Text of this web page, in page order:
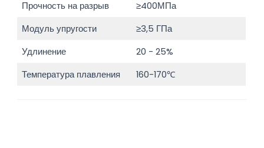
Прочность на разрыв
≥400МПа
Модуль упругости
≥3,5 ГПа
Удлинение
20 - 25%
Температура плавления
160-170℃